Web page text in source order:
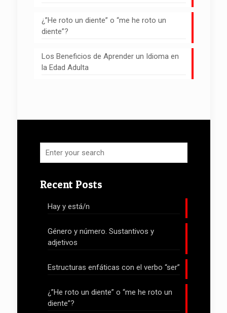
¿”He roto un diente” o “me he roto un
diente”?
Los Beneficios de Aprender un Idioma en
la Edad Adulta
Recent Posts
Hay y está/n
Género y número. Sustantivos y
adjetivos
Estructuras enfáticas con el verbo “ser”
¿”He roto un diente” o “me he roto un
diente”?